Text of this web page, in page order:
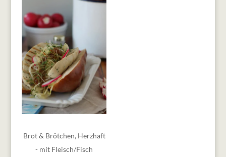
Brot & Brötchen, Herzhaft
- mit Fleisch/Fisch